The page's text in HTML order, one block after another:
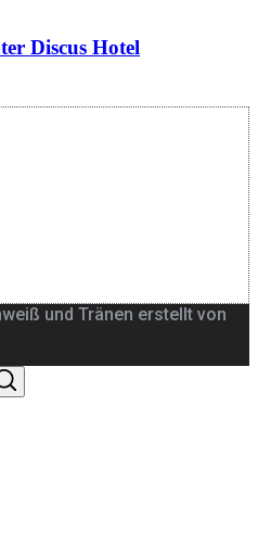
Discus Hotel
und Tränen erstellt von